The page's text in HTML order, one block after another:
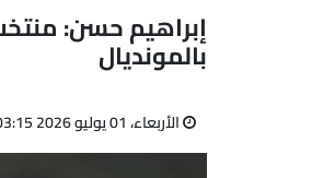
إبراهيم حسن:
بالمونديال
الأربعاء، 01 يوليو 2026 03:15 م